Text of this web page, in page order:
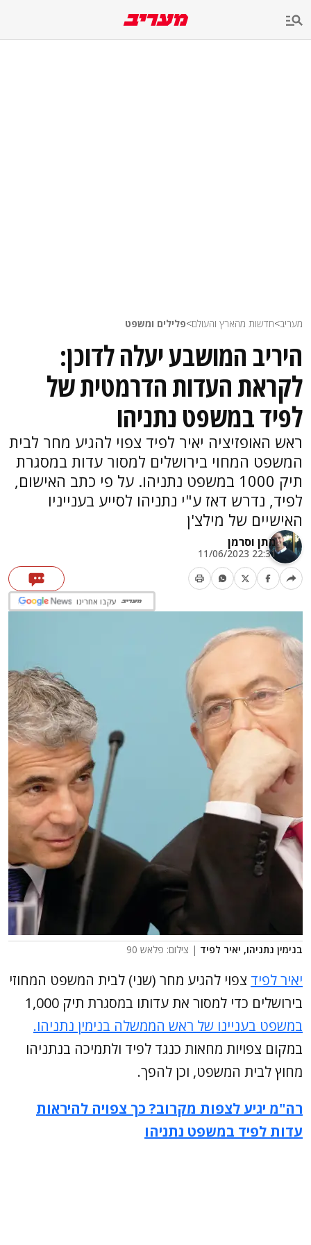
מעריב>חדשות מהארץ והעולם>פלילים ומשפט
היריב המושבע יעלה לדוכן:
לקראת העדות הדרמטית של
לפיד במשפט נתניהו
ראש האופזיציה יאיר לפיד צפוי להגיע מחר לבית
המשפט המחוי בירושלים למסור עדות במסגרת
תיק 1000 במשפט נתניהו. על פי כתב האישום,
לפיד, נדרש דאז ע"י נתניהו לסייע בענייניו
האישיים של מילצ'ן
מתן וסרמן
22:31 11/06/2023
עקבו אחרינו
בנימין נתניהו, יאיר לפיד | צילום: פלאש 90
יאיר לפיד צפוי להגיע מחר (שני) לבית המשפט המחוזי
בירושלים כדי למסור את עדותו במסגרת תיק 1,000
במשפט בעניינו של ראש הממשלה בנימין נתניהו.
במקום צפויות מחאות כנגד לפיד ולתמיכה בנתניהו
מחוץ לבית המשפט, וכן להפך.
רה"מ יגיע לצפות מקרוב? כך צפויה להיראות
עדות לפיד במשפט נתניהו